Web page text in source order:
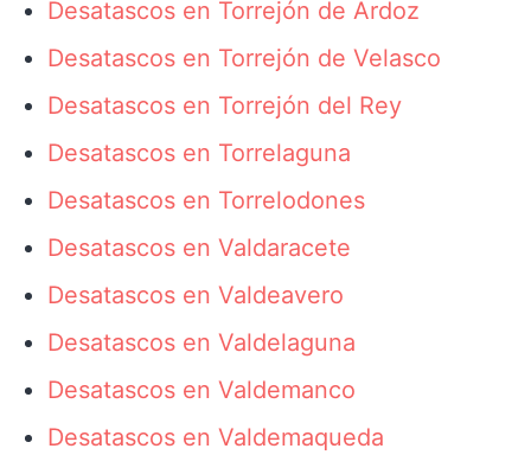
Desatascos en Torrejón de Ardoz
Desatascos en Torrejón de Velasco
Desatascos en Torrejón del Rey
Desatascos en Torrelaguna
Desatascos en Torrelodones
Desatascos en Valdaracete
Desatascos en Valdeavero
Desatascos en Valdelaguna
Desatascos en Valdemanco
Desatascos en Valdemaqueda